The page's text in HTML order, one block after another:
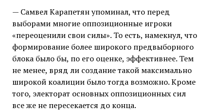
— Самвел Карапетян упоминал, что перед
выборами многие оппозиционные игроки
«переоценили свои силы». То есть, намекнул, что
формирование более широкого предвыборного
блока было бы, по его оценке, эффективнее. Тем
не менее, вряд ли создание такой максимально
широкой коалиции было тогда возможно. Кроме
того, электорат основных оппозиционных сил
все же не пересекается до конца.